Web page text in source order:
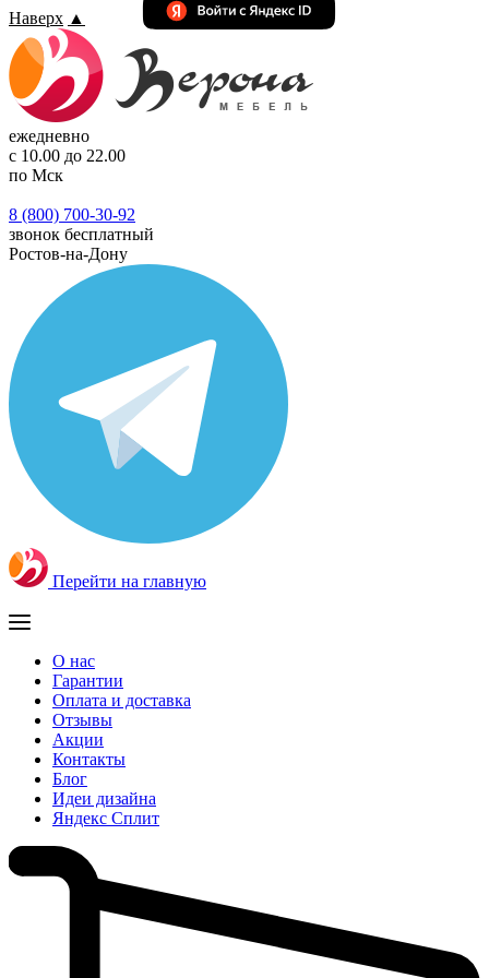
Наверх ▲
ежедневно
с 10.00 до 22.00
по Мск
8 (800) 700-30-92
звонок бесплатный
Ростов-на-Дону
Перейти на главную
О нас
Гарантии
Оплата и доставка
Отзывы
Акции
Контакты
Блог
Идеи дизайна
Яндекс Сплит